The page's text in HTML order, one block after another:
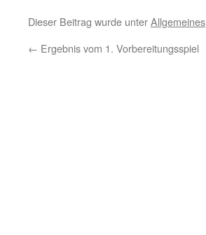
Dieser Beitrag wurde unterAllgemeines
← Ergebnis vom 1. Vorbereitungsspiel